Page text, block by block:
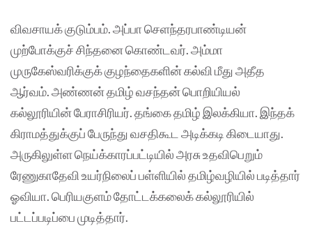
விவசாயக் குடும்பம். அப்பா செளந்தரபாண்டியன்
முற்போக்குச் சிந்தனை கொண்டவர். அம்மா
முருகேஸ்வரிக்குக் குழந்தைகளின் கல்வி மீது அதீத
ஆர்வம். அண்ணன் தமிழ் வசந்தன் பொறியியல்
கல்லூரியின் பேராசிரியர். தங்கை தமிழ் இலக்கியா. இந்தக்
கிராமத்துக்குப் பேருந்து வசதிகூட அடிக்கடி கிடையாது.
அருகிலுள்ள நெய்க்காரப்பட்டியில் அரசு உதவிபெறும்
ரேணுகாதேவி உயர்நிலைப் பள்ளியில் தமிழ்வழியில் படித்தார்
ஓவியா. பெரியகுளம் தோட்டக்கலைக் கல்லூரியில்
பட்டப்படிப்பை முடித்தார்.